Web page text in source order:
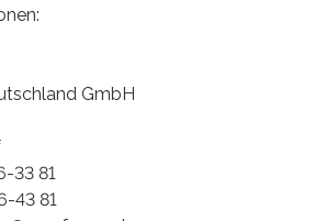
GmbH
33 81
43 81